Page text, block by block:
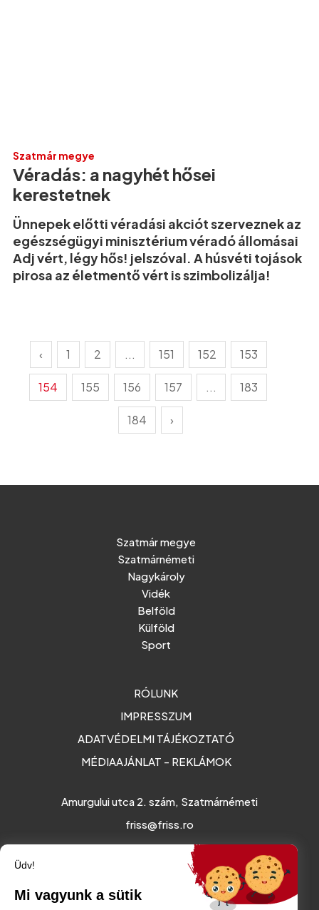
Szatmár megye
Véradás: a nagyhét hősei
kerestetnek
Ünnepek előtti véradási akciót szerveznek az
egészségügyi minisztérium véradó állomásai
Adj vért, légy hős! jelszóval. A húsvéti tojások
pirosa az életmentő vért is szimbolizálja!
‹ 1 2 ... 151 152 153
154 155 156 157 ... 183
184 ›
Szatmár megye
Szatmárnémeti
Nagykároly
Vidék
Belföld
Külföld
Sport
RÓLUNK
IMPRESSZUM
ADATVÉDELMI TÁJÉKOZTATÓ
MÉDIAAJÁNLAT - REKLÁMOK
Amurgului utca 2. szám, Szatmárnémeti
friss@friss.ro
Üdv!
Mi vagyunk a sütik